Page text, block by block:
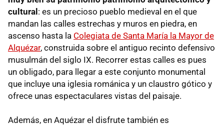
cultural : es un precioso pueblo medieval en el que
mandan las calles estrechas y muros en piedra, en
ascenso hasta la Colegiata de Santa María la Mayor de
Alquézar, construida sobre el antiguo recinto defensivo
musulmán del siglo IX. Recorrer estas calles es pues
un obligado, para llegar a este conjunto monumental
que incluye una iglesia románica y un claustro gótico y
ofrece unas espectaculares vistas del paisaje.
Además, en Aquézar el disfrute también es